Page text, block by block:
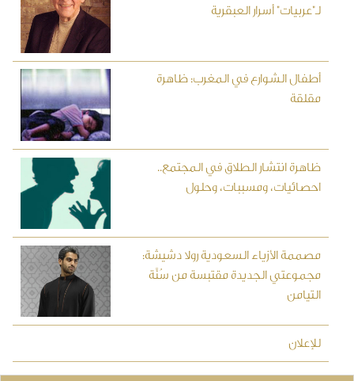
لـ"عربيات" أسرار العبقرية
أطفال الشوارع في المغرب: ظاهرة
مقلقة
ظاهرة انتشار الطلاق في المجتمع..
احصائيات، ومسببات، وحلول
مصممة الأزياء السعودية رولا دشيشة:
مجموعتي الجديدة مقتبسة من سُنَّة
التيامن
للإعلان